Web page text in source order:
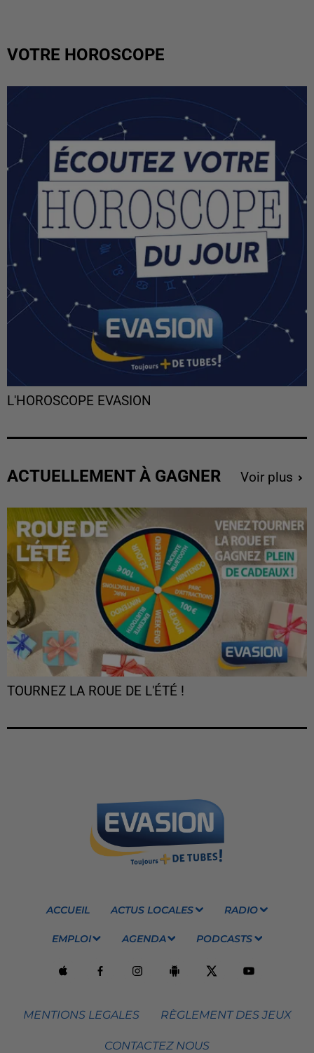
VOTRE HOROSCOPE
L'HOROSCOPE EVASION
ACTUELLEMENT À GAGNER Voir plus
TOURNEZ LA ROUE DE L'ÉTÉ !
ACCUEIL ACTUS LOCALES RADIO
EMPLOI AGENDA PODCASTS
MENTIONS LEGALES RÈGLEMENT DES JEUX
CONTACTEZ NOUS